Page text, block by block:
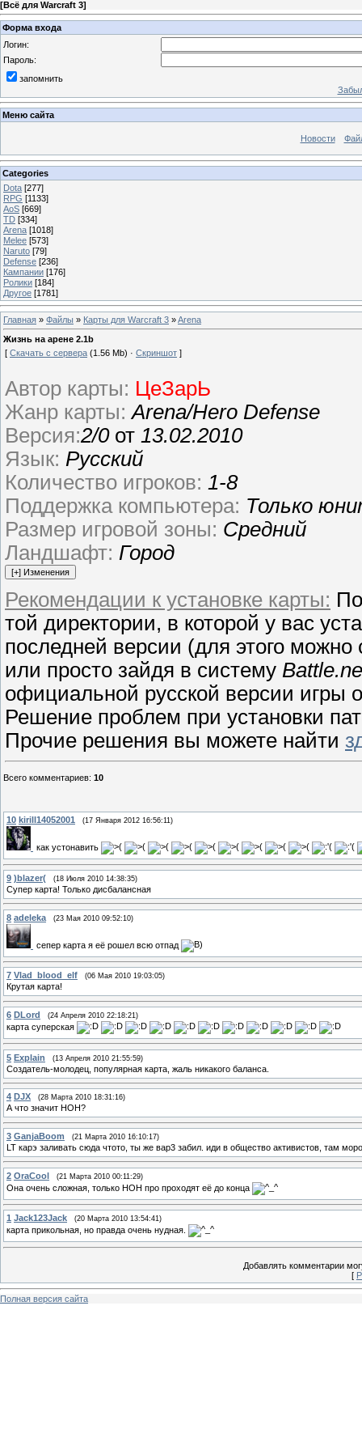
[Всё для Warcraft 3]
Форма входа
Логин:
Пароль:
запомнить
Меню сайта
Новости
Categories
Dota [277]
RPG [1133]
AoS [669]
TD [334]
Arena [1018]
Melee [573]
Naruto [79]
Defense [236]
Кампании [176]
Ролики [184]
Другое [1781]
Главная » Файлы » Карты для Warcraft 3 »Arena
Жизнь на арене 2.1b
[ Скачать с сервера (1.56 Mb) · Скриншот ]
Автор карты: ЦеЗарЬ
Жанр карты: Arena/Hero Defense
Версия:2/0 от 13.02.2010
Язык: Русский
Количество игроков: 1-8
Поддержка компьютера: Только
Размер игровой зоны: Средний
Ландшафт: Город
Рекомендации к установке карты:
той директории, в которой у вас
последней версии (для этого можно
или просто зайдя в систему
официальной русской версии игры
Решение проблем при установки
Прочие решения вы можете найти
Всего комментариев: 10
10 kirill14052001 (17 Января 2012 16:56:11)
как устонавить
9 )blazer( (18 Июля 2010 14:38:35)
Супер карта! Только дисбалансная
8 adeleka (23 Мая 2010 09:52:10)
сепер карта я её рошел всю отпад
7 Vlad_blood_elf (06 Мая 2010 19:03:05)
Крутая карта!
6 DLord (24 Апреля 2010 22:18:21)
карта суперская
5 Explain (13 Апреля 2010 21:55:59)
Создатель-молодец, популярная карта, жаль никакого баланса.
4 DJX (28 Марта 2010 18:31:16)
А что значит НОН?
3 GanjaBoom (21 Марта 2010 16:10:17)
LT карэ заливать сюда чтото, ты же вар3 забил. иди в общество активистов, там
2 OraCool (21 Марта 2010 00:11:29)
Она очень сложная, только НОН про проходят её до конца
1 Jack123Jack (20 Марта 2010 13:54:41)
карта прикольная, но правда очень нудная.
Добавлять комментарии
[
Полная версия сайта